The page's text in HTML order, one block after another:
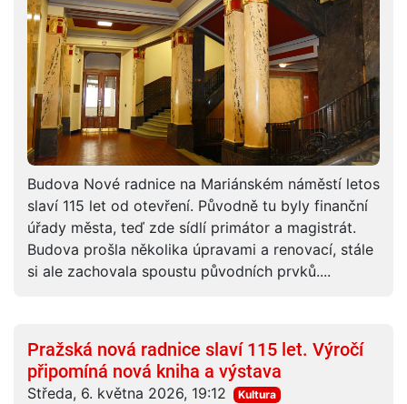
Budova Nové radnice na Mariánském náměstí letos
slaví 115 let od otevření. Původně tu byly finanční
úřady města, teď zde sídlí primátor a magistrát.
Budova prošla několika úpravami a renovací, stále
si ale zachovala spoustu původních prvků....
Pražská nová radnice slaví 115 let. Výročí
připomíná nová kniha a výstava
Středa, 6. května 2026, 19:12 Kultura